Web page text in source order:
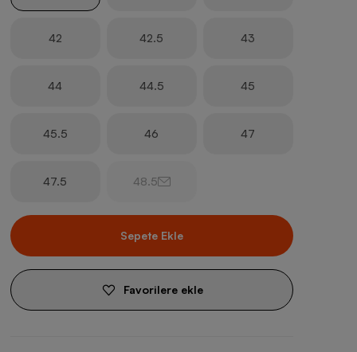
42 42.5 43
44 44.5 45
45.5 46 47
47.5 48.5
Sepete Ekle
Favorilere ekle